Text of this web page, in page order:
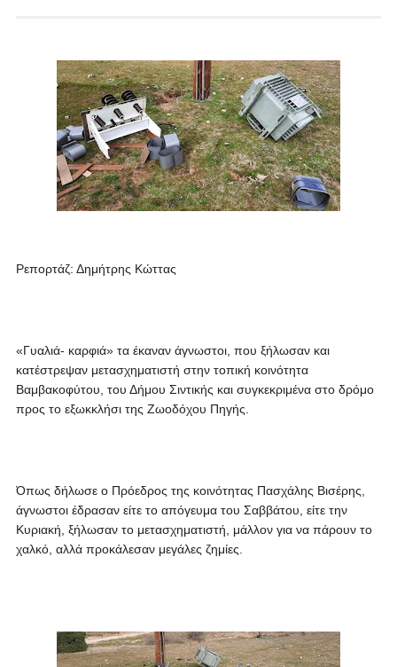
Ρεπορτάζ: Δημήτρης Κώττας
«Γυαλιά- καρφιά» τα έκαναν άγνωστοι, που ξήλωσαν και
κατέστρεψαν μετασχηματιστή στην τοπική κοινότητα
Βαμβακοφύτου, του Δήμου Σιντικής και συγκεκριμένα στο δρόμο
προς το εξωκκλήσι της Ζωοδόχου Πηγής.
Όπως δήλωσε ο Πρόεδρος της κοινότητας Πασχάλης Βισέρης,
άγνωστοι έδρασαν είτε το απόγευμα του Σαββάτου, είτε την
Κυριακή, ξήλωσαν το μετασχηματιστή, μάλλον για να πάρουν το
χαλκό, αλλά προκάλεσαν μεγάλες ζημίες.